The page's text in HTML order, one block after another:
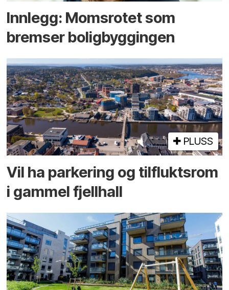
Innlegg: Moms­rotet som
bremser bolig­byggingen
PLUSS
Vil ha parkering og tilflukts­rom
i gammel fjellhall